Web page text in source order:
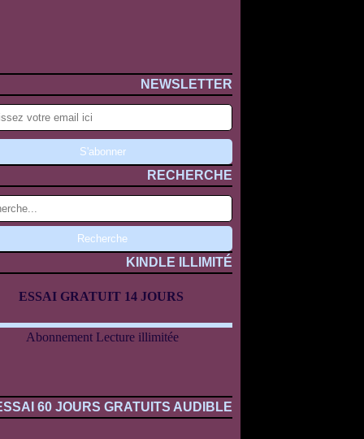
NEWSLETTER
RECHERCHE
KINDLE ILLIMITÉ
ESSAI GRATUIT 14 JOURS
Abonnement Lecture illimitée
60 JOURS GRATUITS AUDIBLE